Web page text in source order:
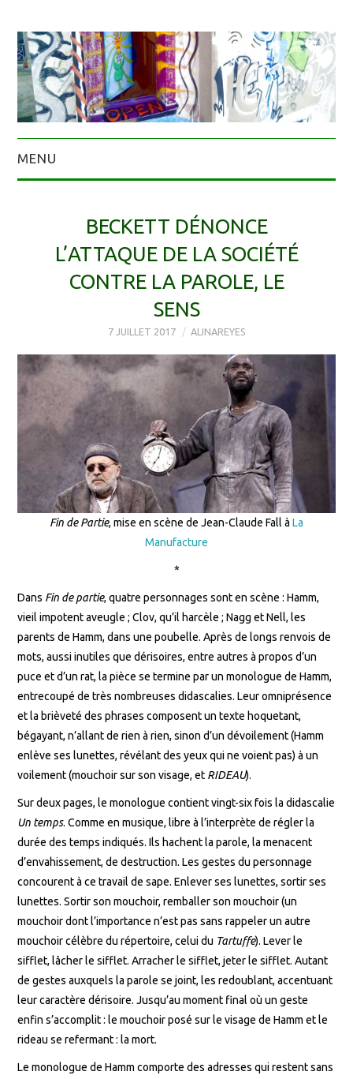
MENU
BECKETT DÉNONCE
L’ATTAQUE DE LA SOCIÉTÉ
CONTRE LA PAROLE, LE
SENS
7 JUILLET 2017 ALINAREYES
Fin de Partie, mise en scène de Jean-Claude Fall à La
Manufacture
*
Dans Fin de partie, quatre personnages sont en scène : Hamm,
vieil impotent aveugle ; Clov, qu’il harcèle ; Nagg et Nell, les
parents de Hamm, dans une poubelle. Après de longs renvois de
mots, aussi inutiles que dérisoires, entre autres à propos d’un
puce et d’un rat, la pièce se termine par un monologue de Hamm,
entrecoupé de très nombreuses didascalies. Leur omniprésence
et la brièveté des phrases composent un texte hoquetant,
bégayant, n’allant de rien à rien, sinon d’un dévoilement (Hamm
enlève ses lunettes, révélant des yeux qui ne voient pas) à un
voilement (mouchoir sur son visage, et RIDEAU).
Sur deux pages, le monologue contient vingt-six fois la didascalie
Un temps. Comme en musique, libre à l’interprète de régler la
durée des temps indiqués. Ils hachent la parole, la menacent
d’envahissement, de destruction. Les gestes du personnage
concourent à ce travail de sape. Enlever ses lunettes, sortir ses
lunettes. Sortir son mouchoir, remballer son mouchoir (un
mouchoir dont l’importance n’est pas sans rappeler un autre
mouchoir célèbre du répertoire, celui du Tartuffe). Lever le
sifflet, lâcher le sifflet. Arracher le sifflet, jeter le sifflet. Autant
de gestes auxquels la parole se joint, les redoublant, accentuant
leur caractère dérisoire. Jusqu’au moment final où un geste
enfin s’accomplit : le mouchoir posé sur le visage de Hamm et le
rideau se refermant : la mort.
Le monologue de Hamm comporte des adresses qui restent sans